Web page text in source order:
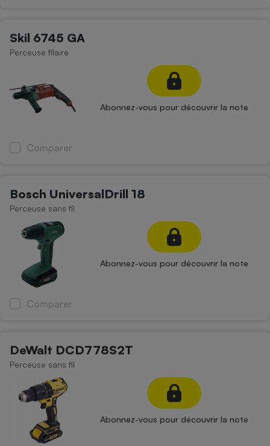
Skil 6745 GA
Perceuse filaire
Abonnez-vous pour découvrir la note
Comparer
Bosch UniversalDrill 18
Perceuse sans fil
Abonnez-vous pour découvrir la note
Comparer
DeWalt DCD778S2T
Perceuse sans fil
Abonnez-vous pour découvrir la note